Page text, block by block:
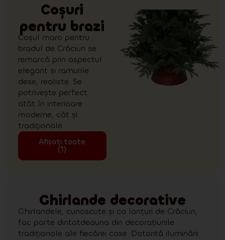
Coșuri
pentru brazi
Coșul maro pentru
bradul de Crăciun se
remarcă prin aspectul
elegant și ramurile
dese, realiste. Se
potrivește perfect
atât în interioare
moderne, cât și
tradiționale.
Afișați toate
(1)
Ghirlande decorative
Ghirlandele, cunoscute și ca lanțuri de Crăciun,
fac parte dintotdeauna din decorațiunile
tradiționale ale fiecărei case. Datorită iluminării